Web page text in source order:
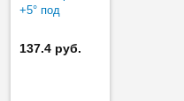
+5° под
CLIP top,
подъем 6 мм
137.4 руб.